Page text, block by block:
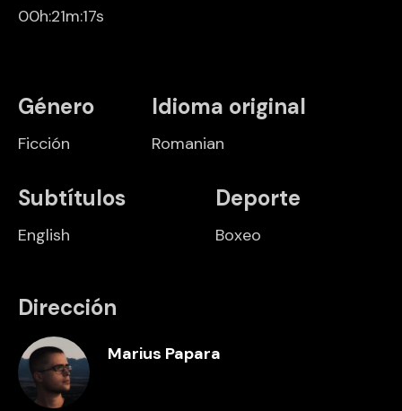
00h:21m:17s
Género
Ficción
Idioma original
Romanian
Subtítulos
English
Deporte
Boxeo
Dirección
Marius Papara